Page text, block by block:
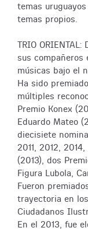
temas
temas propios.
TRIO
sus compañeros
músicas bajo el
Ha sido
múltiples
Premio Konex
Eduardo Mateo
diecisiete
2011, 2012,
(2013), dos
Figura Lubola,
Fueron
trayectoria en
Ciudadanos
En el 2013, fue